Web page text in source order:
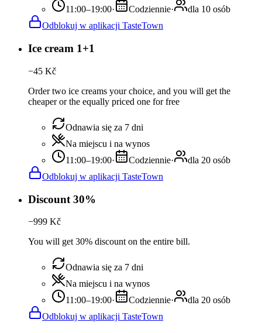
11:00–19:00· Codziennie·
dla 10 osób
Odblokuj w aplikacji TasteTown
Ice cream 1+1
−45 Kč
Order two ice creams your choice, and you will get the
cheaper or the equally priced one for free
Odnawia się za 7 dni
Na miejscu i na wynos
11:00–19:00· Codziennie·
dla 20 osób
Odblokuj w aplikacji TasteTown
Discount 30%
−999 Kč
You will get 30% discount on the entire bill.
Odnawia się za 7 dni
Na miejscu i na wynos
11:00–19:00· Codziennie·
dla 20 osób
Odblokuj w aplikacji TasteTown